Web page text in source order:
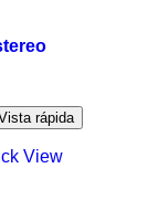
rápida
View